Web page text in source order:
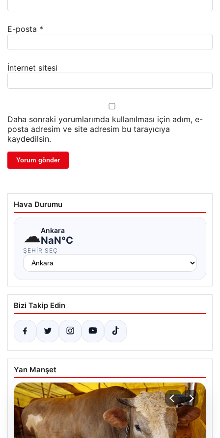
E-posta *
İnternet sitesi
Daha sonraki yorumlarımda kullanılması için adım, e-
posta adresim ve site adresim bu tarayıcıya
kaydedilsin.
Hava Durumu
☁Ankara
NaN°C
ŞEHIR SEÇ
Bizi Takip Edin
Yan Manşet